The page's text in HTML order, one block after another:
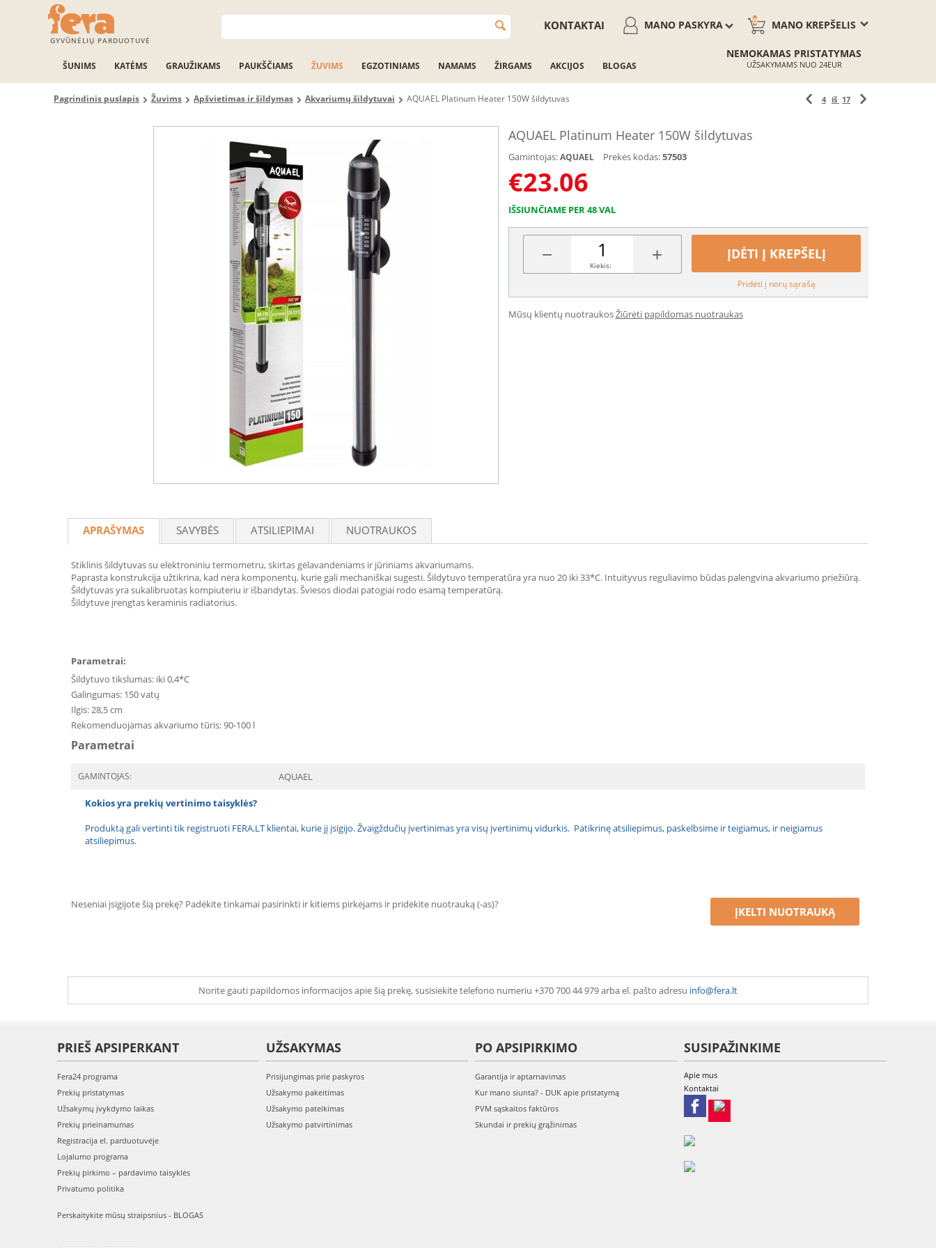
GYVŪNĖLIŲ PARDUOTUVĖ
MANO KREPŠELIS
0
MANO PASKYRA
KONTAKTAI
ŠUNIMS KATĖMS GRAUŽIKAMS PAUKŠČIAMS ŽUVIMS EGZOTINIAMS NAMAMS ŽIRGAMS AKCIJOS BLOGAS
NEMOKAMAS PRISTATYMAS
UŽSAKYMAMS NUO 24EUR
Pagrindinis puslapis Žuvims Apšvietimas ir šildymas Akvariumų šildytuvai AQUAEL Platinum Heater 150W šildytuvas 4 iš 17
AQUAEL Platinum Heater 150W šildytuvas
Gamintojas: AQUAEL Prekės kodas:57503
€23.06
IŠSIUNČIAME PER 48 VAL
− +
Kiekis:
ĮDĖTI Į KREPŠELĮ
Pridėti į norų sąrašą
Mūsų klientų nuotraukosŽiūrėti papildomas nuotraukas
APRAŠYMAS SAVYBĖS ATSILIEPIMAI NUOTRAUKOS
Stiklinis šildytuvas su elektroniniu termometru, skirtas gėlavandeniams ir jūriniams akvariumams.
Paprasta konstrukcija užtikrina, kad nėra komponentų, kurie gali mechaniškai sugesti. Šildytuvo temperatūra yra nuo 20 iki 33*C. Intuityvus reguliavimo būdas palengvina akvariumo priežiūrą.
Šildytuvas yra sukalibruotas kompiuteriu ir išbandytas. Šviesos diodai patogiai rodo esamą temperatūrą.
Šildytuve įrengtas keraminis radiatorius.
Parametrai:
Šildytuvo tikslumas: iki 0,4*C
Galingumas: 150 vatų
Ilgis: 28,5 cm
Rekomenduojamas akvariumo tūris: 90-100 l
Parametrai
GAMINTOJAS: AQUAEL
Kokios yra prekių vertinimo taisyklės?
Produktą gali vertinti tik registruoti FERA.LT klientai, kurie jį įsigijo. Žvaigždučių įvertinimas yra visų įvertinimų vidurkis. Patikrinę atsiliepimus, paskelbsime ir teigiamus, ir neigiamus
atsiliepimus.
Neseniai įsigijote šią prekę? Padėkite tinkamai pasirinkti ir kitiems pirkėjams ir pridėkite nuotrauką (-as)?
ĮKELTI NUOTRAUKĄ
Norite gauti papildomos informacijos apie šią prekę, susisiekite telefono numeriu +370 700 44 979 arba el. pašto adresu info@fera.lt
PRIEŠ APSIPERKANT
Fera24 programa
Prekių pristatymas
Užsakymų įvykdymo laikas
Prekių prieinamumas
Registracija el. parduotuvėje
Lojalumo programa
Prekių pirkimo – pardavimo taisyklės
Privatumo politika
Perskaitykite mūsų straipsnius - BLOGAS
UŽSAKYMAS
Prisijungimas prie paskyros
Užsakymo pakeitimas
Užsakymo pateikimas
Užsakymo patvirtinimas
PO APSIPIRKIMO
Garantija ir aptarnavimas
Kur mano siunta? - DUK apie pristatymą
PVM sąskaitos faktūros
Skundai ir prekių grąžinimas
SUSIPAŽINKIME
Apie mus
Kontaktai